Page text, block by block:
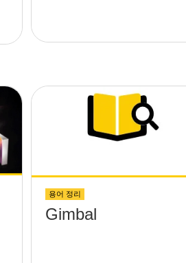
용어 정리
Gimbal